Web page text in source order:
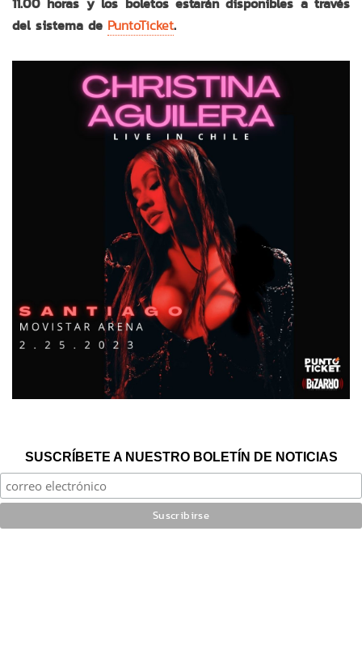
del sistema de PuntoTicket.
SUSCRÍBETE A NUESTRO BOLETÍN DE NOTICIAS